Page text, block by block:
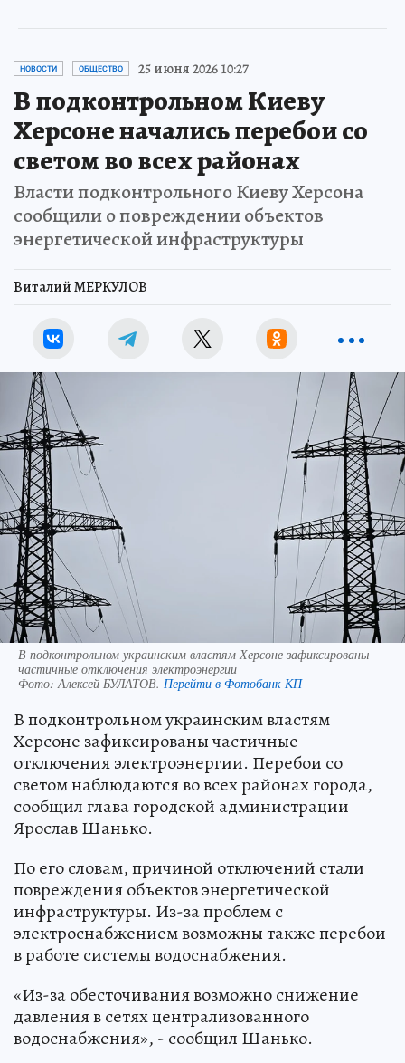
НОВОСТИ ОБЩЕСТВО 25 июня 2026 10:27
В подконтрольном Киеву
Херсоне начались перебои со
светом во всех районах
Власти подконтрольного Киеву Херсона
сообщили о повреждении объектов
энергетической инфраструктуры
Виталий МЕРКУЛОВ
В подконтрольном украинским властям Херсоне зафиксированы
частичные отключения электроэнергии
Фото: Алексей БУЛАТОВ. Перейти в Фотобанк КП
В подконтрольном украинским властям
Херсоне зафиксированы частичные
отключения электроэнергии. Перебои со
светом наблюдаются во всех районах города,
сообщил глава городской администрации
Ярослав Шанько.
По его словам, причиной отключений стали
повреждения объектов энергетической
инфраструктуры. Из-за проблем с
электроснабжением возможны также перебои
в работе системы водоснабжения.
«Из-за обесточивания возможно снижение
давления в сетях централизованного
водоснабжения», - сообщил Шанько.